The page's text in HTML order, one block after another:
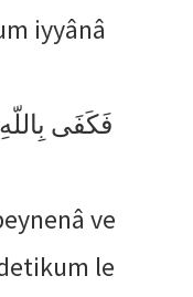
iyyânâ
فَكَفَى
ve
le